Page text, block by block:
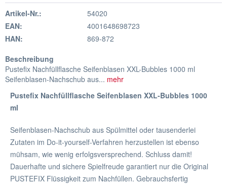
Artikel-Nr.:
54020
EAN:
4001648698723
HAN:
869-872
Beschreibung
Pustefix Nachfüllflasche Seifenblasen XXL-Bubbles 1000 ml
Seifenblasen-Nachschub aus... mehr
Pustefix Nachfüllflasche Seifenblasen XXL-Bubbles 1000
ml
Seifenblasen-Nachschub aus Spülmittel oder tausenderlei
Zutaten im Do-it-yourself-Verfahren herzustellen ist ebenso
mühsam, wie wenig erfolgsversprechend. Schluss damit!
Dauerhafte und sichere Spielfreude garantiert nur die Original
PUSTEFIX Flüssigkeit zum Nachfüllen. Gebrauchsfertig